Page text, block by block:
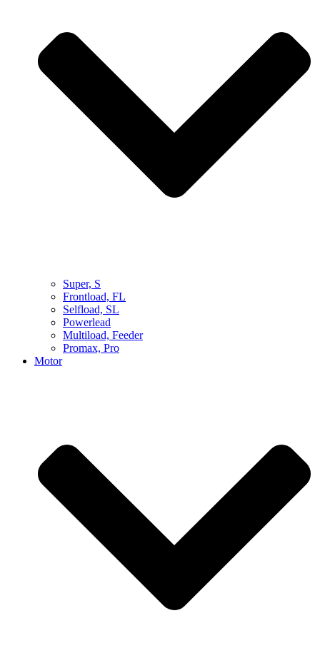
Super, S
Frontload, FL
Selfload, SL
Powerlead
Multiload, Feeder
Promax, Pro
Motor